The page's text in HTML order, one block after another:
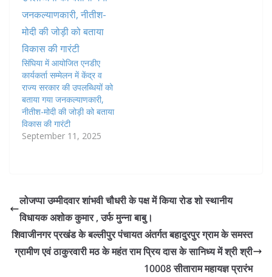
सिंघिया में आयोजित एनडीए
कार्यकर्ता सम्मेलन में केंद्र व
राज्य सरकार की उपलब्धियों को
बताया गया जनकल्याणकारी,
नीतीश-मोदी की जोड़ी को बताया
विकास की गारंटी
September 11, 2025
लोजप्पा उम्मीदवार शांभवी चौधरी के पक्ष में किया रोड शो स्थानीय
विधायक अशोक कुमार , उर्फ मुन्ना बाबु।
शिवाजीनगर प्रखंड के बल्लीपुर पंचायत अंतर्गत बहादुरपुर ग्राम के समस्त
ग्रामीण एवं ठाकुरवारी मठ के महंत राम प्रिय दास के सानिध्य में श्री श्री
10008 सीताराम महायज्ञ प्रारंभ